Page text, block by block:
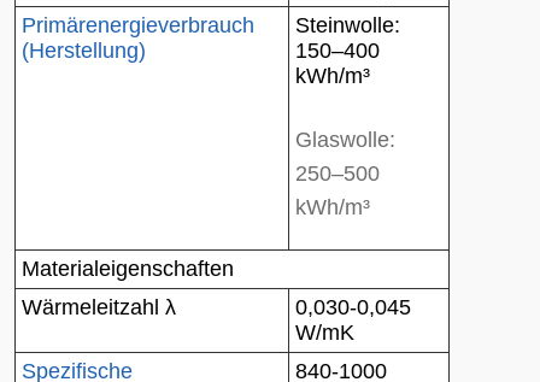
Primärenergieverbrauch
(Herstellung)
Steinwolle:
150–400
kWh/m³
Glaswolle:
250–500
kWh/m³
Materialeigenschaften
Wärmeleitzahl λ
0,030-0,045
W/mK
Spezifische
840-1000